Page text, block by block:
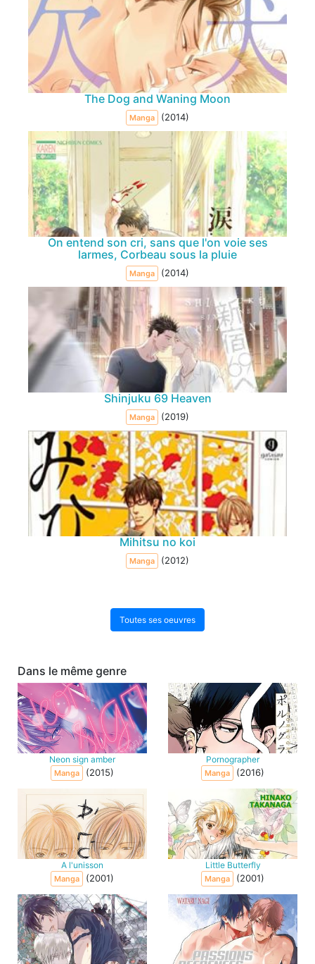
The Dog and Waning Moon
Manga (2014)
On entend son cri, sans que l'on voie ses
larmes, Corbeau sous la pluie
Manga (2014)
Shinjuku 69 Heaven
Manga (2019)
Mihitsu no koi
Manga (2012)
Toutes ses oeuvres
Dans le même genre
Neon sign amber
Manga (2015)
Pornographer
Manga (2016)
A l'unisson
Manga (2001)
Little Butterfly
Manga (2001)